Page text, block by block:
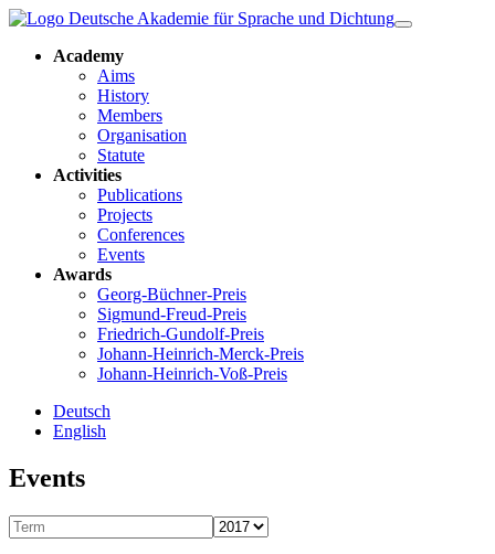
Academy
Aims
History
Members
Organisation
Statute
Activities
Publications
Projects
Conferences
Events
Awards
Georg-Büchner-Preis
Sigmund-Freud-Preis
Friedrich-Gundolf-Preis
Johann-Heinrich-Merck-Preis
Johann-Heinrich-Voß-Preis
Deutsch
English
Events